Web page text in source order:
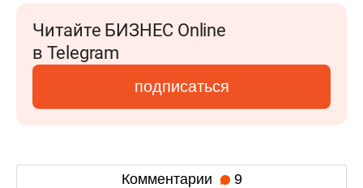
Читайте БИЗНЕС Online
в Telegram
подписаться
Комментарии 9